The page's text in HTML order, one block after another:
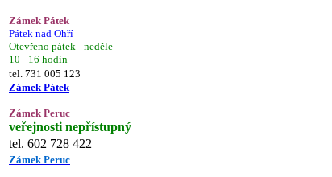
Zámek Pátek
Pátek nad Ohří
Otevřeno pátek - neděle
10 - 16 hodin
tel. 731 005 123
Zámek Pátek
Zámek Peruc
veřejnosti nepřístupný
tel. 602 728 422
Zámek Peruc